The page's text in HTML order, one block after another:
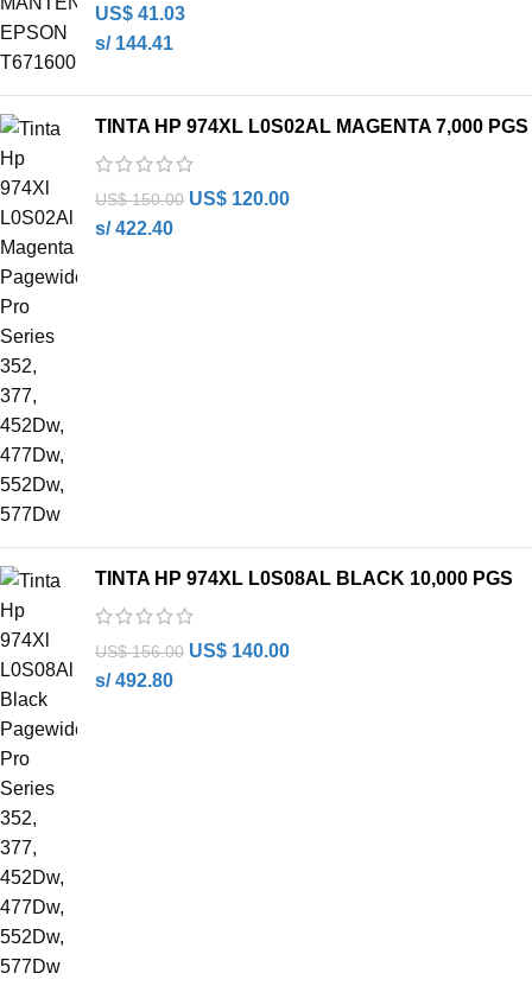
US$ 41.03
s/ 144.41
TINTA HP 974XL L0S02AL MAGENTA 7,000 PGS
US$150.00 US$ 120.00
s/ 422.40
TINTA HP 974XL L0S08AL BLACK 10,000 PGS
US$156.00 US$ 140.00
s/ 492.80